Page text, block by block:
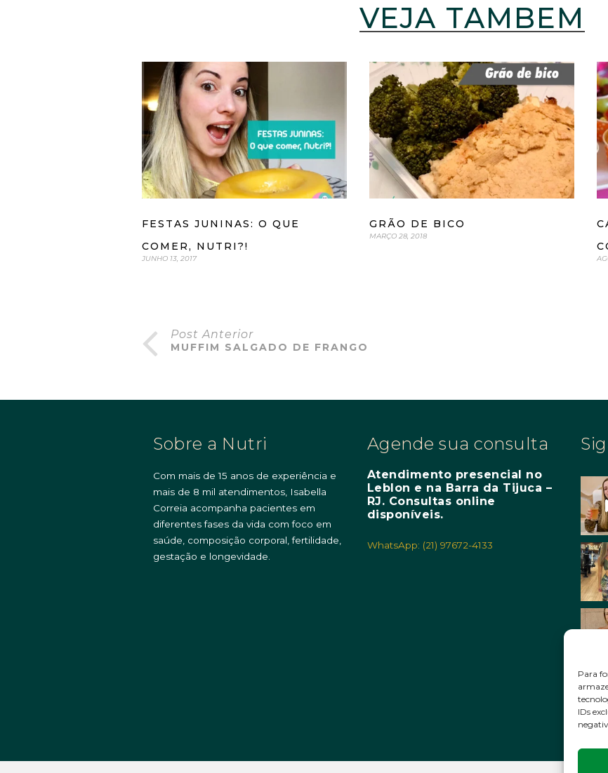
Para
IDs
VEJA TAMBÉM
FESTAS JUNINAS: O QUE
COMER, NUTRI?!
JUNHO 13, 2017
GRÃO DE BICO
MARÇO 28, 2018
Post Anterior
MUFFIM SALGADO DE FRANGO
Sobre a Nutri
Com mais de 15 anos de experiência e
mais de 8 mil atendimentos, Isabella
Correia acompanha pacientes em
diferentes fases da vida com foco em
saúde, composição corporal, fertilidade,
gestação e longevidade.
Agende sua consulta
Atendimento presencial no
Leblon e na Barra da Tijuca –
RJ. Consultas online
disponíveis.
WhatsApp: (21) 97672-4133